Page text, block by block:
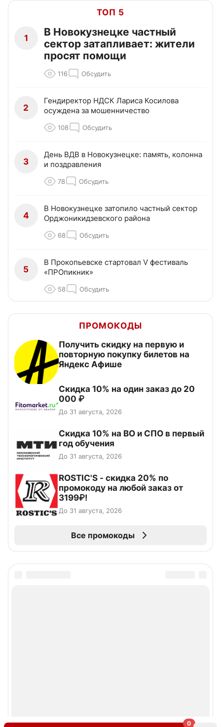
0
ТОП 5
1
В Новокузнецке частный
сектор затапливает: жители
просят помощи
116 Обсудить
2
Гендиректор НДСК Лариса Косилова
осуждена за мошенничество
108 Обсудить
3
День ВДВ в Новокузнецке: память, колонна
и поздравления
78 Обсудить
4
В Новокузнецке затопило частный сектор
Орджоникидзевского района
68 Обсудить
5
В Прокопьевске стартовал V фестиваль
«ПРОпикник»
58 Обсудить
ПРОМОКОДЫ
Получить скидку на первую и
повторную покупку билетов на
Яндекс Афише
Скидка 10% на один заказ до 20
000 ₽
До 31 августа, 2026
Скидка 10% на ВО и СПО в первый
год обучения
До 31 августа, 2026
ROSTIC'S - скидка 20% по
промокоду на любой заказ от
3199₽!
До 31 августа, 2026
Все промокоды